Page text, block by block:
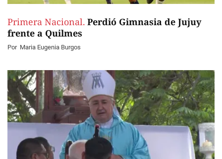
Primera Nacional. Perdió Gimnasia de Jujuy
frente a Quilmes
Por Maria Eugenia Burgos